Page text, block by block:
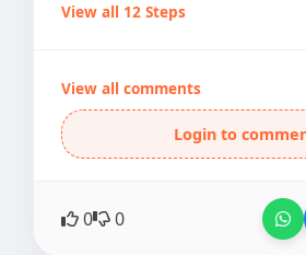
View all 12 Steps
View all comments
Login to
0 0